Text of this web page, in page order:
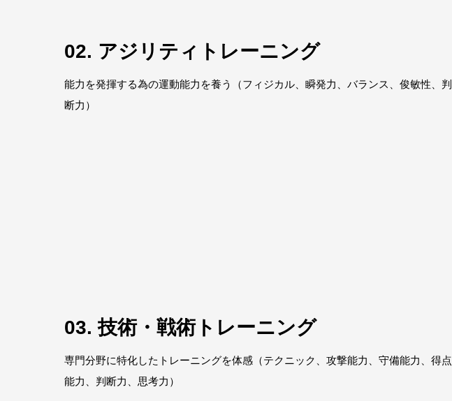
02. アジリティトレーニング
能力を発揮する為の運動能力を養う（フィジカル、瞬発力、バランス、俊敏性、判
断力）
03. 技術・戦術トレーニング
専門分野に特化したトレーニングを体感（テクニック、攻撃能力、守備能力、得点
能力、判断力、思考力）